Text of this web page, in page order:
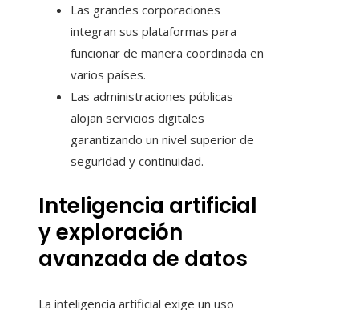
Las grandes corporaciones
integran sus plataformas para
funcionar de manera coordinada en
varios países.
Las administraciones públicas
alojan servicios digitales
garantizando un nivel superior de
seguridad y continuidad.
Inteligencia artificial
y exploración
avanzada de datos
La inteligencia artificial exige un uso